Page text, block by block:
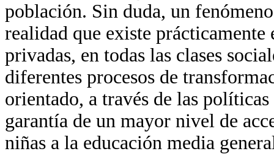
población. Sin duda, un
realidad que existe prácticamente
privadas, en todas las clases
diferentes procesos de
orientado, a través de las
garantía de un mayor nivel de
niñas a la educación media